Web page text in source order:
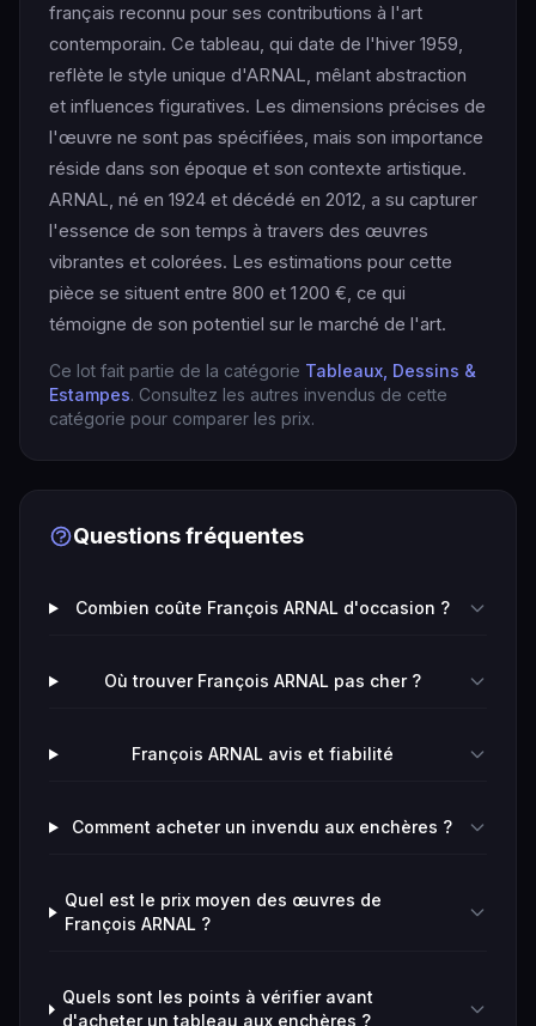
français reconnu pour ses contributions à l'art
contemporain. Ce tableau, qui date de l'hiver 1959,
reflète le style unique d'ARNAL, mêlant abstraction
et influences figuratives. Les dimensions précises de
l'œuvre ne sont pas spécifiées, mais son importance
réside dans son époque et son contexte artistique.
ARNAL, né en 1924 et décédé en 2012, a su capturer
l'essence de son temps à travers des œuvres
vibrantes et colorées. Les estimations pour cette
pièce se situent entre 800 et 1 200 €, ce qui
témoigne de son potentiel sur le marché de l'art.
Ce lot fait partie de la catégorie Tableaux, Dessins &
Estampes. Consultez les autres invendus de cette
catégorie pour comparer les prix.
Questions fréquentes
Combien coûte François ARNAL d'occasion ?
Où trouver François ARNAL pas cher ?
François ARNAL avis et fiabilité
Comment acheter un invendu aux enchères ?
Quel est le prix moyen des œuvres de
François ARNAL ?
Quels sont les points à vérifier avant
d'acheter un tableau aux enchères ?